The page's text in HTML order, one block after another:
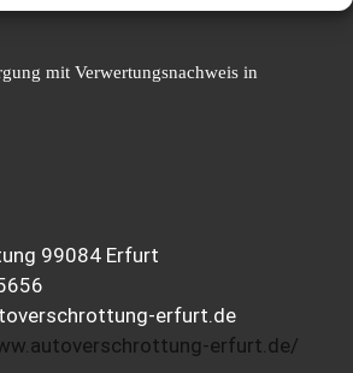
mit Verwertungsnachweis in
99084 Erfurt
erfurt.de
erfurt.de/